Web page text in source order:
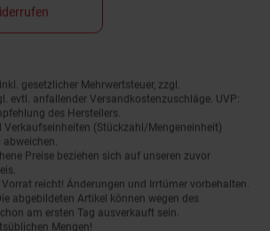
gesetzlicher Mehrwertsteuer, zzgl.
evtl. anfallender Versandkostenzuschläge. UVP:
des Herstellers.
Verkaufseinheiten (Stückzahl/Mengeneinheit)
Preise beziehen sich auf unseren zuvor
reicht! Änderungen und Irrtümer vorbehalten.
abgebildeten Artikel können wegen des
am ersten Tag ausverkauft sein.
Mengen!